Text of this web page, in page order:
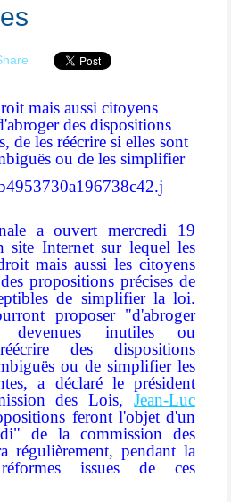
mais aussi citoyens
des dispositions
de les réécrire si elles sont
ou de les simplifier
a ouvert mercredi 19
site Internet sur lequel les
mais aussi les citoyens
propositions précises de
de simplifier la loi.
proposer "d'abroger
devenues inutiles ou
des dispositions
ou de simplifier les
a déclaré le président
des Lois, Jean-Luc
feront l'objet d'un
de la commission des
régulièrement, pendant la
issues de ces